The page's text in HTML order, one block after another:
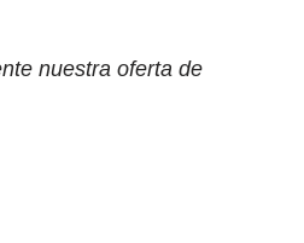
nuestra oferta de